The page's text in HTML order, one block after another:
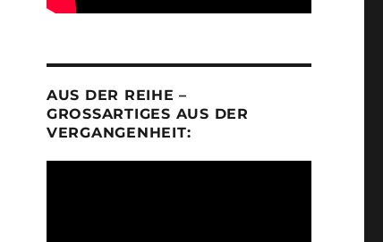
AUS DER REIHE –
GROSSARTIGES AUS DER V
ERGANGENHEIT: